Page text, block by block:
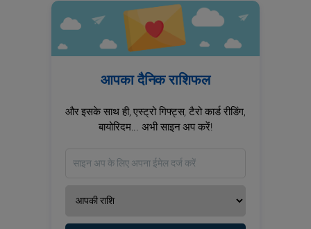
आपका दैनिक राशिफल
और इसके साथ ही, एस्ट्रो गिफ्ट्स, टैरो कार्ड रीडिंग,
बायोरिदम... अभी साइन अप करें!